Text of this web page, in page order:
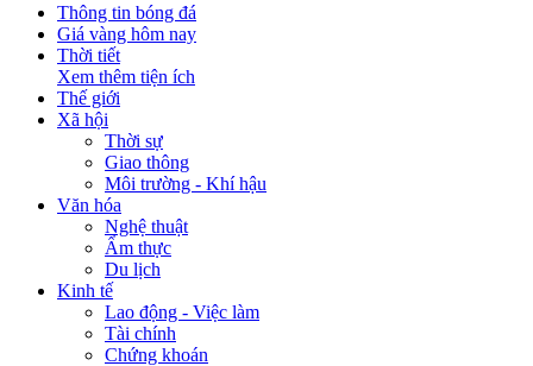
Thông tin bóng đá
Giá vàng hôm nay
Thời tiết
Xem thêm tiện ích
Thế giới
Xã hội
Thời sự
Giao thông
Môi trường - Khí hậu
Văn hóa
Nghệ thuật
Ẩm thực
Du lịch
Kinh tế
Lao động - Việc làm
Tài chính
Chứng khoán